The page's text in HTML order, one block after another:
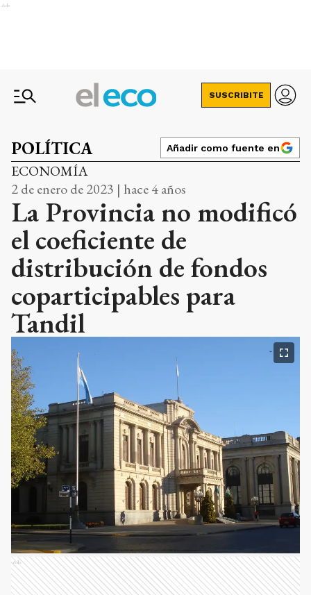
Ads
SUSCRIBITE
POLÍTICA Añadir como fuente en
ECONOMÍA
2 de enero de 2023 | hace 4 años
La Provincia no modificó
el coeficiente de
distribución de fondos
coparticipables para
Tandil
Ads